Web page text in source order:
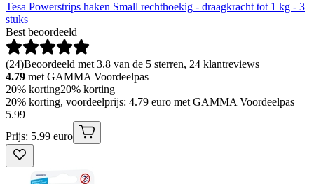
Tesa Powerstrips haken Small rechthoekig - draagkracht tot 1 kg - 3
stuks
Best beoordeeld
(24)Beoordeeld met 3.8 van de 5 sterren, 24 klantreviews
4.79 met GAMMA Voordeelpas
20% korting20% korting
20% korting, voordeelprijs: 4.79 euro met GAMMA Voordeelpas
5.99
Prijs: 5.99 euro